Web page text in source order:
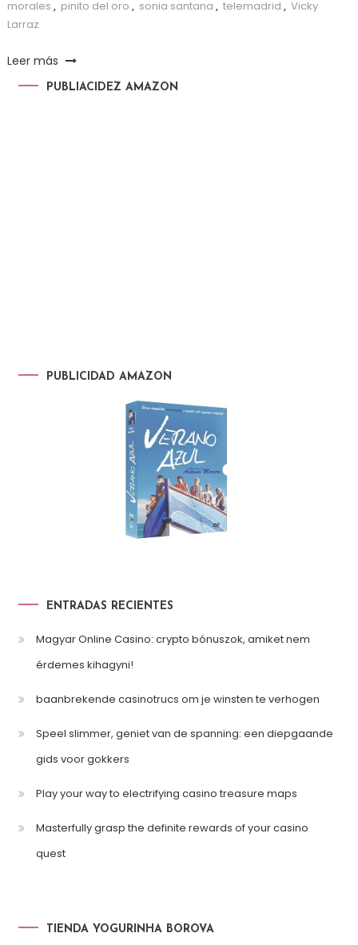
morales , pinito del oro , sonia santana , telemadrid , Vicky
Larraz
Leer más
PUBLIACIDEZ AMAZON
PUBLICIDAD AMAZON
ENTRADAS RECIENTES
Magyar Online Casino: crypto bónuszok, amiket nem
érdemes kihagyni!
baanbrekende casinotrucs om je winsten te verhogen
Speel slimmer, geniet van de spanning: een diepgaande
gids voor gokkers
Play your way to electrifying casino treasure maps
Masterfully grasp the definite rewards of your casino
quest
TIENDA YOGURINHA BOROVA